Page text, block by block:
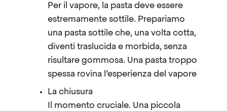
Per il vapore, la pasta deve essere
estremamente sottile. Prepariamo
una pasta sottile che, una volta cotta,
diventi traslucida e morbida, senza
risultare gommosa. Una pasta troppo
spessa rovina l’esperienza del vapore
La chiusura
Il momento cruciale. Una piccola